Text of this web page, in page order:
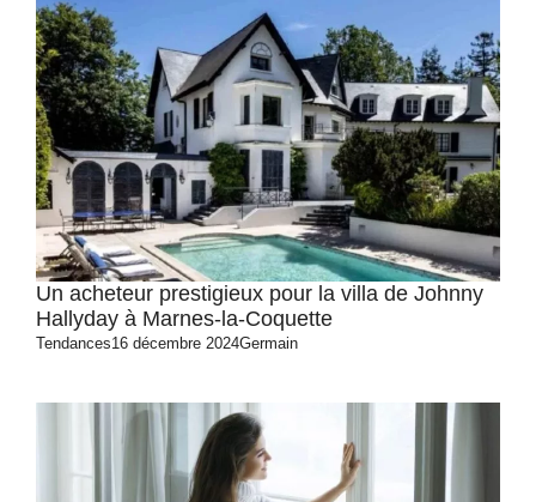
Un acheteur prestigieux pour la villa de Johnny
Hallyday à Marnes-la-Coquette
Tendances16 décembre 2024Germain